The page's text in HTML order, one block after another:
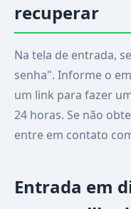
recuperar
Na tela de entrada,
senha". Informe o
um link para fazer
24 horas. Se não
entre em contato
Entrada em